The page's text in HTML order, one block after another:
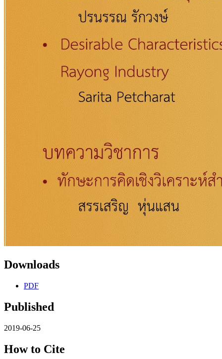
Downloads
PDF
Published
2019-06-25
How to Cite